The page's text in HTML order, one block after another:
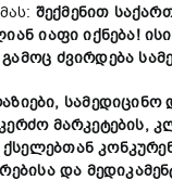
შექმენით
იაფი იქნება!
გამოც ძვირდება
, სამედიცინო
მარკეტების,
ქსელებთან
ა და